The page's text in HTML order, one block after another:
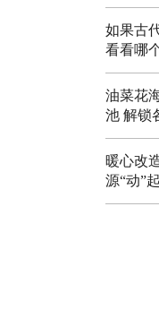
如果古
看看哪
油菜花
池 解锁
暖心改
源“动”